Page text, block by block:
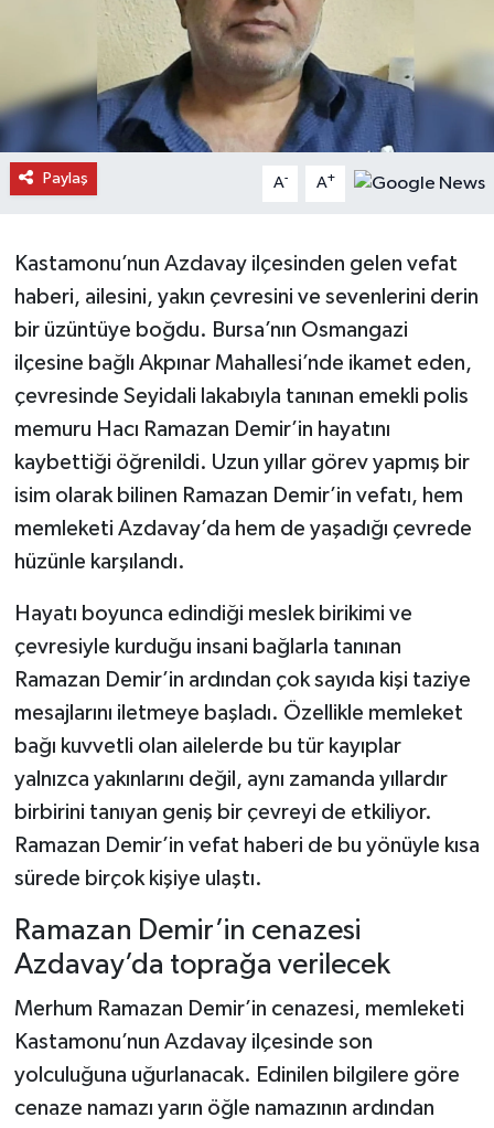
Paylaş A- A+
Kastamonu’nun Azdavay ilçesinden gelen vefat
haberi, ailesini, yakın çevresini ve sevenlerini derin
bir üzüntüye boğdu. Bursa’nın Osmangazi
ilçesine bağlı Akpınar Mahallesi’nde ikamet eden,
çevresinde Seyidali lakabıyla tanınan emekli polis
memuru Hacı Ramazan Demir’in hayatını
kaybettiği öğrenildi. Uzun yıllar görev yapmış bir
isim olarak bilinen Ramazan Demir’in vefatı, hem
memleketi Azdavay’da hem de yaşadığı çevrede
hüzünle karşılandı.
Hayatı boyunca edindiği meslek birikimi ve
çevresiyle kurduğu insani bağlarla tanınan
Ramazan Demir’in ardından çok sayıda kişi taziye
mesajlarını iletmeye başladı. Özellikle memleket
bağı kuvvetli olan ailelerde bu tür kayıplar
yalnızca yakınlarını değil, aynı zamanda yıllardır
birbirini tanıyan geniş bir çevreyi de etkiliyor.
Ramazan Demir’in vefat haberi de bu yönüyle kısa
sürede birçok kişiye ulaştı.
Ramazan Demir’in cenazesi
Azdavay’da toprağa verilecek
Merhum Ramazan Demir’in cenazesi, memleketi
Kastamonu’nun Azdavay ilçesinde son
yolculuğuna uğurlanacak. Edinilen bilgilere göre
cenaze namazı yarın öğle namazının ardından
Doğanyurt Haberleri
Hanönü Haberleri
İhsangazi Haberleri
Küre Haberleri
Merkez Haberleri
Pınarbaşı Haberleri
Şenpazar Haberleri
Seydiler Haberleri
Taşköprü Haberleri
Tosya Haberleri
Ulusal Haberler
Teknoloji Haberleri
Siyaset Haberleri
Dünya Haberleri
Haber Arşivi